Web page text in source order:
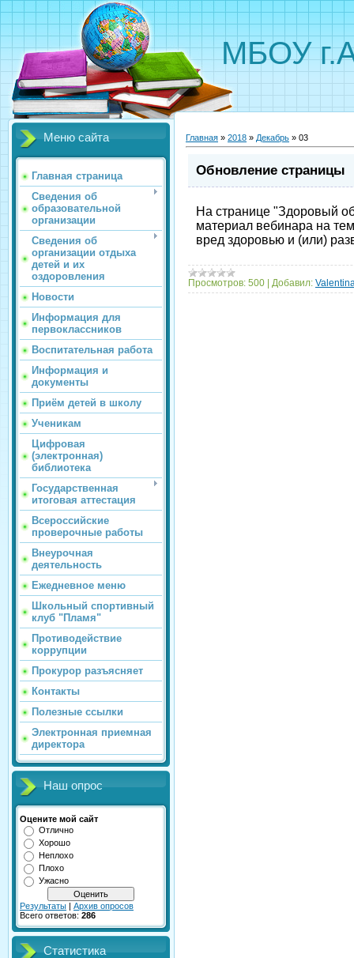
МБОУ
Меню сайта
Главная страница
Сведения об
образовательной
организации
Сведения об
организации отдыха
детей и их
оздоровления
Новости
Информация для
первоклассников
Воспитательная работа
Информация и
документы
Приём детей в школу
Ученикам
Цифровая
(электронная)
библиотека
Государственная
итоговая аттестация
Всероссийские
проверочные работы
Внеурочная
деятельность
Ежедневное меню
Школьный спортивный
клуб "Пламя"
Противодействие
коррупции
Прокурор разъясняет
Контакты
Полезные ссылки
Электронная приемная
директора
Наш опрос
Оцените мой сайт
Отлично
Хорошо
Неплохо
Плохо
Ужасно
Результаты | Архив опросов
Всего ответов: 286
Статистика
Главная » 2018 » Декабрь » 03
Обновление страницы
На странице "Здоровый
материал вебинара на
вред здоровью и (или)
Просмотров: 500 Добавил: